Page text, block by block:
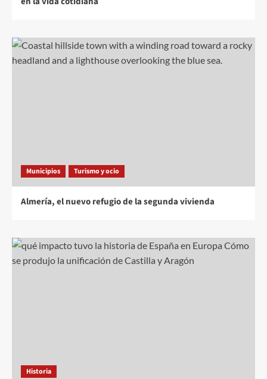
Municipios Turismo y ocio
Almería, el nuevo refugio de la segunda vivienda
Historia